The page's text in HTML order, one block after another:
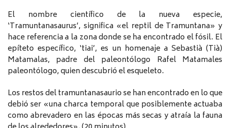
El nombre científico de la nueva especie,
‘Tramuntanasaurus’, significa «el reptil de Tramuntana» y
hace referencia a la zona donde se ha encontrado el fósil. El
epíteto específico, ‘tiai’, es un homenaje a Sebastià (Tià)
Matamalas, padre del paleontólogo Rafel Matamales
paleontólogo, quien descubrió el esqueleto.
Los restos del tramuntanasaurio se han encontrado en lo que
debió ser «una charca temporal que posiblemente actuaba
como abrevadero en las épocas más secas y atraía la fauna